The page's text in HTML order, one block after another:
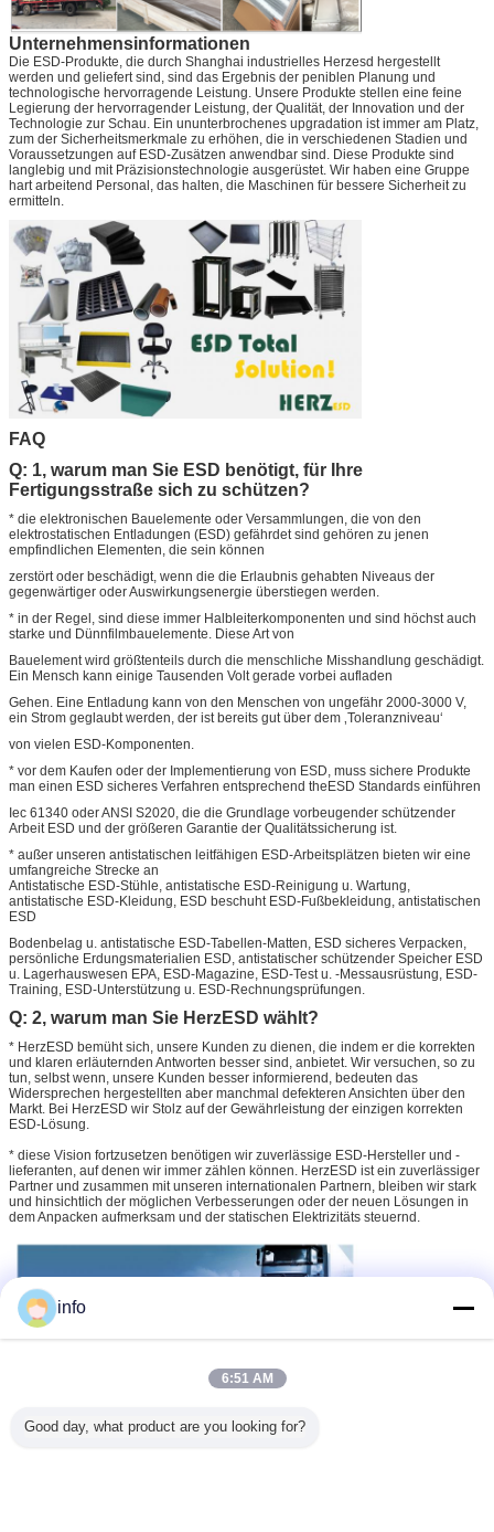
Unternehmensinformationen
Die ESD-Produkte, die durch Shanghai industrielles Herzesd hergestellt
werden und geliefert sind, sind das Ergebnis der peniblen Planung und
technologische hervorragende Leistung. Unsere Produkte stellen eine feine
Legierung der hervorragender Leistung, der Qualität, der Innovation und der
Technologie zur Schau. Ein ununterbrochenes upgradation ist immer am Platz,
zum der Sicherheitsmerkmale zu erhöhen, die in verschiedenen Stadien und
Voraussetzungen auf ESD-Zusätzen anwendbar sind. Diese Produkte sind
langlebig und mit Präzisionstechnologie ausgerüstet. Wir haben eine Gruppe
hart arbeitend Personal, das halten, die Maschinen für bessere Sicherheit zu
ermitteln.
FAQ
Q: 1, warum man Sie ESD benötigt, für Ihre
Fertigungsstraße sich zu schützen?
* die elektronischen Bauelemente oder Versammlungen, die von den
elektrostatischen Entladungen (ESD) gefährdet sind gehören zu jenen
empfindlichen Elementen, die sein können
zerstört oder beschädigt, wenn die die Erlaubnis gehabten Niveaus der
gegenwärtiger oder Auswirkungsenergie überstiegen werden.
* in der Regel, sind diese immer Halbleiterkomponenten und sind höchst auch
starke und Dünnfilmbauelemente. Diese Art von
Bauelement wird größtenteils durch die menschliche Misshandlung geschädigt.
Ein Mensch kann einige Tausenden Volt gerade vorbei aufladen
Gehen. Eine Entladung kann von den Menschen von ungefähr 2000-3000 V,
ein Strom geglaubt werden, der ist bereits gut über dem ‚Toleranzniveau‘
von vielen ESD-Komponenten.
* vor dem Kaufen oder der Implementierung von ESD, muss sichere Produkte
man einen ESD sicheres Verfahren entsprechend theESD Standards einführen
Iec 61340 oder ANSI S2020, die die Grundlage vorbeugender schützender
Arbeit ESD und der größeren Garantie der Qualitätssicherung ist.
* außer unseren antistatischen leitfähigen ESD-Arbeitsplätzen bieten wir eine
umfangreiche Strecke an
Antistatische ESD-Stühle, antistatische ESD-Reinigung u. Wartung,
antistatische ESD-Kleidung, ESD beschuht ESD-Fußbekleidung, antistatischen
ESD
Bodenbelag u. antistatische ESD-Tabellen-Matten, ESD sicheres Verpacken,
persönliche Erdungsmaterialien ESD, antistatischer schützender Speicher ESD
u. Lagerhauswesen EPA, ESD-Magazine, ESD-Test u. -Messausrüstung, ESD-
Training, ESD-Unterstützung u. ESD-Rechnungsprüfungen.
Q: 2, warum man Sie HerzESD wählt?
* HerzESD bemüht sich, unsere Kunden zu dienen, die indem er die korrekten
und klaren erläuternden Antworten besser sind, anbietet. Wir versuchen, so zu
tun, selbst wenn, unsere Kunden besser informierend, bedeuten das
Widersprechen hergestellten aber manchmal defekteren Ansichten über den
Markt. Bei HerzESD wir Stolz auf der Gewährleistung der einzigen korrekten
ESD-Lösung.
* diese Vision fortzusetzen benötigen wir zuverlässige ESD-Hersteller und -
lieferanten, auf denen wir immer zählen können. HerzESD ist ein zuverlässiger
Partner und zusammen mit unseren internationalen Partnern, bleiben wir stark
und hinsichtlich der möglichen Verbesserungen oder der neuen Lösungen in
dem Anpacken aufmerksam und der statischen Elektrizitäts steuernd.
info
6:51 AM
Good day, what product are you looking for?